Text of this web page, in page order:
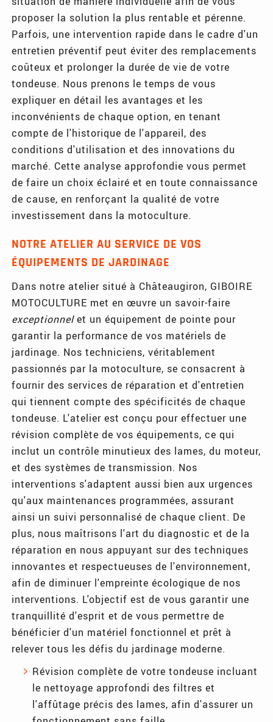
proposer la solution la plus rentable et pérenne.
Parfois, une intervention rapide dans le cadre d'un
entretien préventif peut éviter des remplacements
coûteux et prolonger la durée de vie de votre
tondeuse. Nous prenons le temps de vous
expliquer en détail les avantages et les
inconvénients de chaque option, en tenant
compte de l'historique de l'appareil, des
conditions d'utilisation et des innovations du
marché. Cette analyse approfondie vous permet
de faire un choix éclairé et en toute connaissance
de cause, en renforçant la qualité de votre
investissement dans la motoculture.
NOTRE ATELIER AU SERVICE DE VOS
ÉQUIPEMENTS DE JARDINAGE
Dans notre atelier situé à Châteaugiron, GIBOIRE
MOTOCULTURE met en œuvre un savoir-faire
exceptionnelet un équipement de pointe pour
garantir la performance de vos matériels de
jardinage. Nos techniciens, véritablement
passionnés par la motoculture, se consacrent à
fournir des services de réparation et d'entretien
qui tiennent compte des spécificités de chaque
tondeuse. L'atelier est conçu pour effectuer une
révision complète de vos équipements, ce qui
inclut un contrôle minutieux des lames, du moteur,
et des systèmes de transmission. Nos
interventions s'adaptent aussi bien aux urgences
qu'aux maintenances programmées, assurant
ainsi un suivi personnalisé de chaque client. De
plus, nous maîtrisons l'art du diagnostic et de la
réparation en nous appuyant sur des techniques
innovantes et respectueuses de l'environnement,
afin de diminuer l'empreinte écologique de nos
interventions. L'objectif est de vous garantir une
tranquillité d'esprit et de vous permettre de
bénéficier d'un matériel fonctionnel et prêt à
relever tous les défis du jardinage moderne.
Révision complète de votre tondeuse incluant
le nettoyage approfondi des filtres et
l'affûtage précis des lames, afin d'assurer un